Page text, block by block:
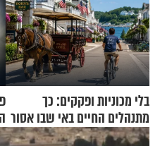
בלי מכוניות ופקקים: כך
מתנהלים החיים באי שבו אסור
לנהוג כבר יותר מ-120 שנה